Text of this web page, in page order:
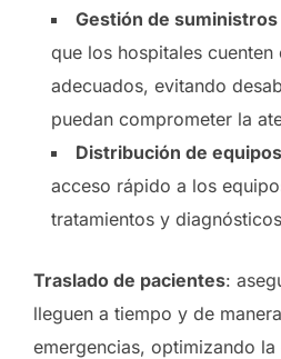
Gestión de
que los hospitales
adecuados, evitando
puedan comprometer la
Distribución de
acceso rápido a los
tratamientos y
Traslado de pacientes:
lleguen a tiempo y de
emergencias, optimizando